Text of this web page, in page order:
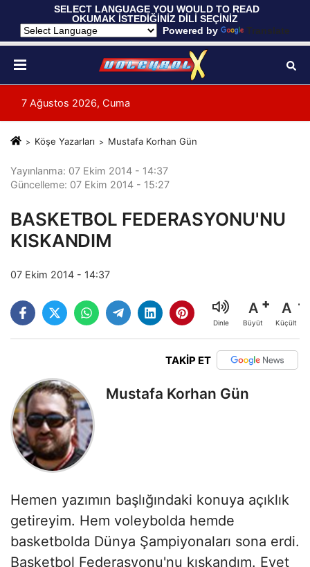
SELECT LANGUAGE YOU WOULD TO READ
OKUMAK İSTEDİĞİNİZ DİLİ SEÇİNİZ
Powered by
Translate
7 Ağustos 2026, Cuma
Köşe Yazarları Mustafa Korhan Gün
Yayınlanma: 07 Ekim 2014 - 14:37
Güncelleme: 07 Ekim 2014 - 15:27
BASKETBOL FEDERASYONU'NU
KISKANDIM
07 Ekim 2014 - 14:37
Dinle
A
Büyüt
A
Küçült
TAKİP ET
Mustafa Korhan Gün
Hemen yazımın başlığındaki konuya açıklık
getireyim. Hem voleybolda hemde
basketbolda Dünya Şampiyonaları sona erdi.
Basketbol Federasyonu'nu kıskandım. Evet